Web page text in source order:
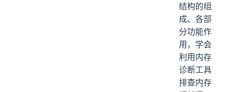
结构的组
成、各部
分功能作
用，学会
利用内存
诊断工具
排查内存